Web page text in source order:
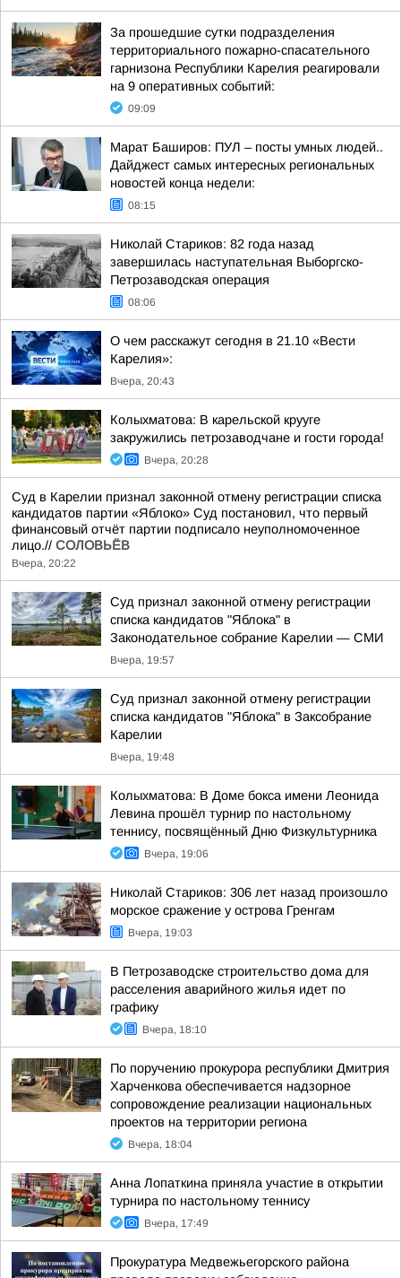
За прошедшие сутки подразделения
территориального пожарно-спасательного
гарнизона Республики Карелия реагировали
на 9 оперативных событий:
09:09
Марат Баширов: ПУЛ – посты умных людей..
Дайджест самых интересных региональных
новостей конца недели:
08:15
Николай Стариков: 82 года назад
завершилась наступательная Выборгско-
Петрозаводская операция
08:06
О чем расскажут сегодня в 21.10 «Вести
Карелия»:
Вчера, 20:43
Колыхматова: В карельской крууге
закружились петрозаводчане и гости города!
Вчера, 20:28
Суд в Карелии признал законной отмену регистрации списка
кандидатов партии «Яблоко» Суд постановил, что первый
финансовый отчёт партии подписало неуполномоченное
лицо.// СОЛОВЬЁВ
Вчера, 20:22
Суд признал законной отмену регистрации
списка кандидатов "Яблока" в
Законодательное собрание Карелии — СМИ
Вчера, 19:57
Суд признал законной отмену регистрации
списка кандидатов "Яблока" в Заксобрание
Карелии
Вчера, 19:48
Колыхматова: В Доме бокса имени Леонида
Левина прошёл турнир по настольному
теннису, посвящённый Дню Физкультурника
Вчера, 19:06
Николай Стариков: 306 лет назад произошло
морское сражение у острова Гренгам
Вчера, 19:03
В Петрозаводске строительство дома для
расселения аварийного жилья идет по
графику
Вчера, 18:10
По поручению прокурора республики Дмитрия
Харченкова обеспечивается надзорное
сопровождение реализации национальных
проектов на территории региона
Вчера, 18:04
Анна Лопаткина приняла участие в открытии
турнира по настольному теннису
Вчера, 17:49
Прокуратура Медвежьегорского района